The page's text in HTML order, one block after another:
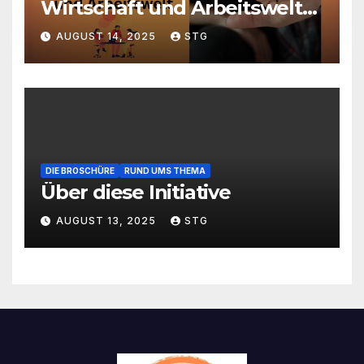
Wirtschaft und Arbeitswelt
beeinflusst – und warum das
Thema relevant ist
AUGUST 14, 2025 STG
DIE BROSCHÜRE RUND UMS THEMA
Über diese Initiative
AUGUST 13, 2025 STG